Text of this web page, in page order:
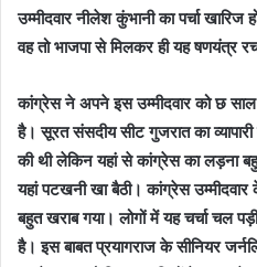
उम्मीदवार नीलेश कुंभानी का पर्चा खारिज
वह तो भाजपा से मिलकर ही यह षणयंत्र
कांग्रेस ने अपने इस उम्मीदवार को छ साल
है। सूरत संसदीय सीट गुजरात का व्यापारी
की थी लेकिन यहां से कांग्रेस का लड़ना
यहां पटखनी खा बैठी। कांग्रेस
बहुत खराब गया। लोगों में यह चर्चा चल
है। इस बाबत प्रयागराज के सीनियर